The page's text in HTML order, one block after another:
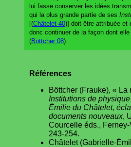
lui fasse conserver les idées
qui la plus grande partie de ses
[(Châtelet 40)] doit être attribuée et
donc continuer de la façon dont
(Böttcher 08).
Références
Böttcher (Frauke), « La
Institutions de physique
Émilie du Châtelet,
documents nouveaux,
Courcelle éds.,
243-254.
Châtelet (Gabrielle-